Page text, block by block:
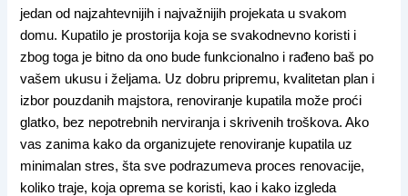
jedan od najzahtevnijih i najvažnijih projekata u svakom
domu. Kupatilo je prostorija koja se svakodnevno koristi i
zbog toga je bitno da ono bude funkcionalno i rađeno baš po
vašem ukusu i željama. Uz dobru pripremu, kvalitetan plan i
izbor pouzdanih majstora, renoviranje kupatila može proći
glatko, bez nepotrebnih nerviranja i skrivenih troškova. Ako
vas zanima kako da organizujete renoviranje kupatila uz
minimalan stres, šta sve podrazumeva proces renovacije,
koliko traje, koja oprema se koristi, kao i kako izgleda